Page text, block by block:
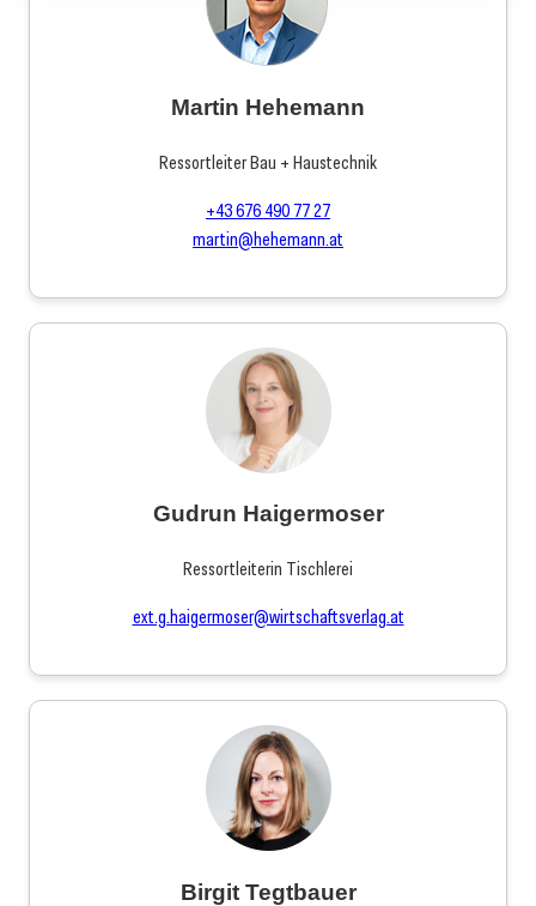
Martin Hehemann
Ressortleiter Bau + Haustechnik
+43 676 490 77 27
martin@hehemann.at
Gudrun Haigermoser
Ressortleiterin Tischlerei
ext.g.haigermoser@wirtschaftsverlag.at
Birgit Tegtbauer